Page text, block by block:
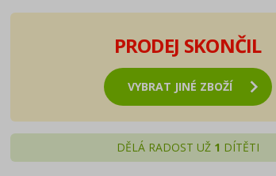
PRODEJ SKONČIL
VYBRAT JINÉ ZBOŽÍ
DĚLÁ RADOST UŽ 1 DÍTĚTI